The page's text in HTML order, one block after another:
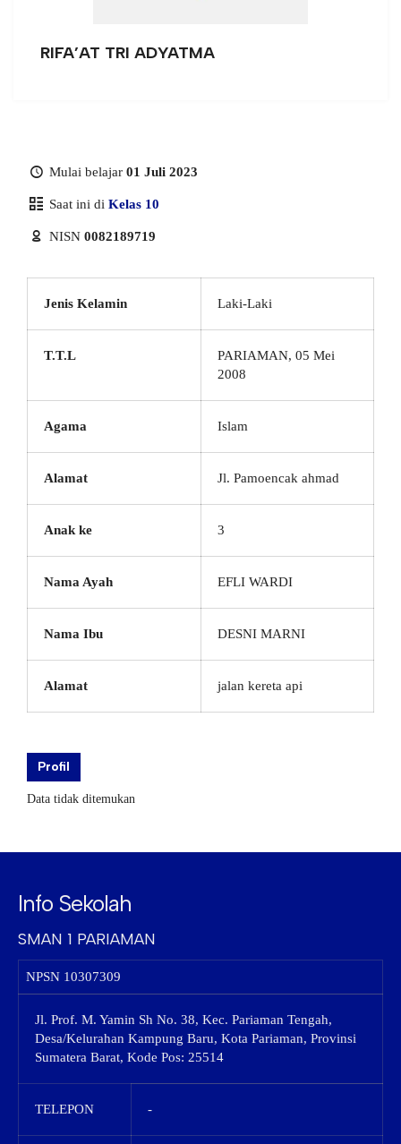
RIFA’AT TRI ADYATMA
Mulai belajar 01 Juli 2023
Saat ini di Kelas 10
NISN 0082189719
Jenis Kelamin Laki-Laki
T.T.L
PARIAMAN, 05 Mei
2008
Agama Islam
Alamat Jl. Pamoencak ahmad
Anak ke 3
Nama Ayah EFLI WARDI
Nama Ibu DESNI MARNI
Alamat jalan kereta api
Profil
Data tidak ditemukan
Info Sekolah
SMAN 1 PARIAMAN
NPSN 10307309
Jl. Prof. M. Yamin Sh No. 38, Kec. Pariaman Tengah,
Desa/Kelurahan Kampung Baru, Kota Pariaman, Provinsi
Sumatera Barat, Kode Pos: 25514
TELEPON -